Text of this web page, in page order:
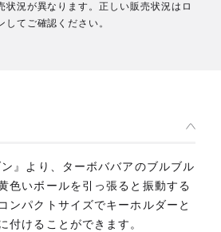
状況が異なります。正しい販売状況はロ
してご確認ください。
』より、ターボババアのブルブル
色いボールを引っ張ると振動する
ンパクトサイズでキーホルダーと
付けることができます。